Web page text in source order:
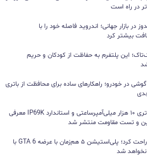
در راه است
در بازار جهانی؛ اندروید فاصله خود را با
بیشتر کرد
این پلتفرم به حفاظت از کودکان و حریم
در خودرو؛ راهکارهای ساده برای محافظت از باتری
اوپو A7 Pro Max با باتری ۱۰ هزار میلی‌آمپرساعتی و استاندارد IP69K معرفی
و تست مقاومت منتشر شد
سونی خیال گیمرها را راحت کرد؛ پلی‌استیشن ۵ هم‌زمان با عرضه GTA 6 با
نخواهد شد